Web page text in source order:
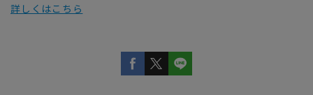
詳しくはこちら